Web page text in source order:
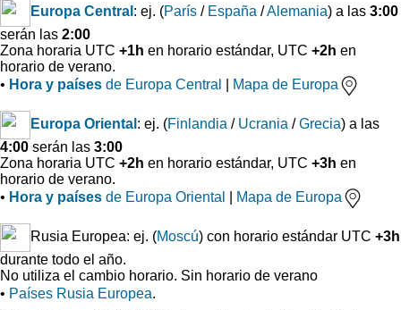
Europa Central : ej. (París / España /Alemania) a las 3:00
serán las 2:00
Zona horaria UTC +1h en horario estándar, UTC +2h en
horario de verano.
• Hora y países de Europa Central Mapa de Europa
Europa Oriental : ej. (Finlandia / Ucrania /Grecia) a las
4:00 serán las 3:00
Zona horaria UTC +2h en horario estándar, UTC +3h en
horario de verano.
• Hora y países de Europa Oriental Mapa de Europa
Rusia Europea: ej. (Moscú) con horario estándar UTC +3h
durante todo el año.
No utiliza el cambio horario. Sin horario de verano
• Países Rusia Europea.